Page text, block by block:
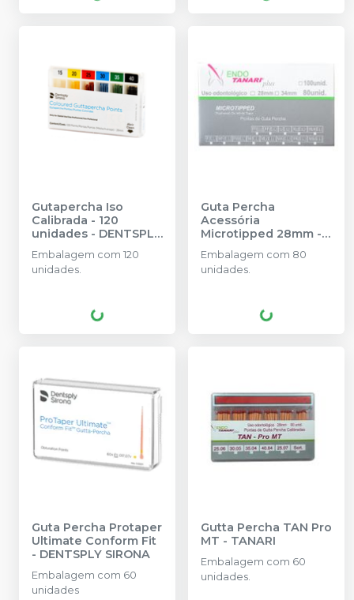
Gutapercha Iso
Calibrada - 120
unidades - DENTSPLY
SIRONA
Embalagem com 120
unidades.
Guta Percha
Acessória
Microtipped 28mm -
80 unidades
Embalagem com 80
unidades.
Guta Percha Protaper
Ultimate Conform Fit
- DENTSPLY SIRONA
Embalagem com 60
unidades
Gutta Percha TAN Pro
MT - TANARI
Embalagem com 60
unidades.